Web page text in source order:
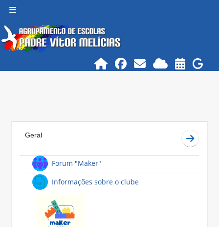
Lista de secções
Geral
Ir para
Forum "Maker"
Informações sobre o clube